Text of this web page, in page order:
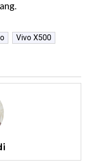
Vivo X500